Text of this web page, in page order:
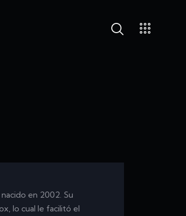
en 2002. Su
lo cual le facilitó el